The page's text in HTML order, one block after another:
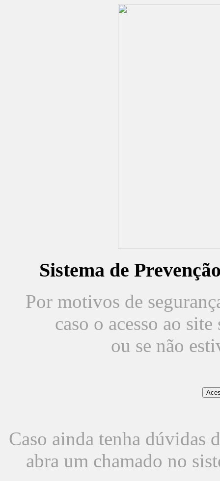
Sistema de
Por motivos de
caso o acesso ao
ou se não
Caso ainda tenha dúvidas
abra um chamado no